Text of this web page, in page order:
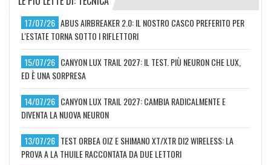
17/07/26 ABUS AIRBREAKER 2.0: IL NOSTRO CASCO PREFERITO PER
L'ESTATE TORNA SOTTO I RIFLETTORI
15/07/26 CANYON LUX TRAIL 2027: IL TEST. PIÙ NEURON CHE LUX,
ED È UNA SORPRESA
14/07/26 CANYON LUX TRAIL 2027: CAMBIA RADICALMENTE E
DIVENTA LA NUOVA NEURON
13/07/26 TEST ORBEA OIZ E SHIMANO XT/XTR DI2 WIRELESS: LA
PROVA A LA THUILE RACCONTATA DA DUE LETTORI